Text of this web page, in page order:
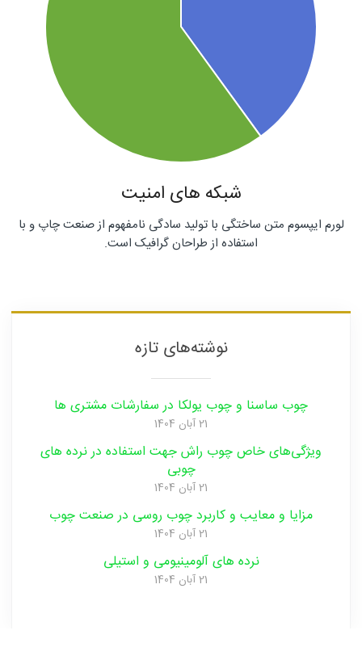
شبکه های امنیت
لورم ایپسوم متن ساختگی با تولید سادگی نامفهوم از صنعت چاپ و با
استفاده از طراحان گرافیک است.
نوشته‌های تازه
چوب ساسنا و چوب یولکا در سفارشات مشتری ها
21 آبان 1404
ویژگی‌های خاص چوب راش جهت استفاده در نرده های
چوبی
21 آبان 1404
مزایا و‌ معایب و‌ کاربرد چوب روسی در صنعت ‌چوب
21 آبان 1404
نرده های آلومینیومی و‌ استیلی
21 آبان 1404